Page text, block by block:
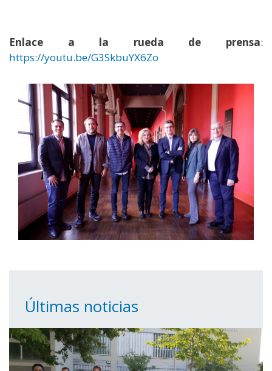
Enlace a la rueda de prensa:
https://youtu.be/G3SkbuYX6Zo
Últimas noticias